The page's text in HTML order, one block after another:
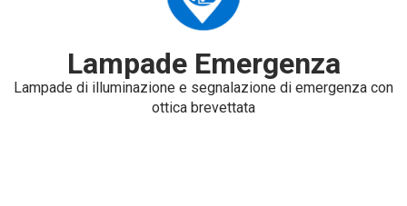
Lampade Emergenza
Lampade di illuminazione e segnalazione di emergenza con
ottica brevettata